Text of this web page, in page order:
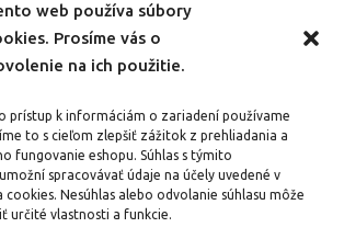
web používa súbory
Prosíme vás o
na ich použitie.
prístup k informáciám o zariadení používame
to s cieľom zlepšiť zážitok z prehliadania a
fungovanie eshopu. Súhlas s týmito
spracovávať údaje na účely uvedené v
cookies. Nesúhlas alebo odvolanie súhlasu môže
určité vlastnosti a funkcie.
dozvedieť o novinkách medzi
Vašu e-mailovú adresu a
o všetkom pravidelne
adresa
tohto políčka vyjadrujem svoj